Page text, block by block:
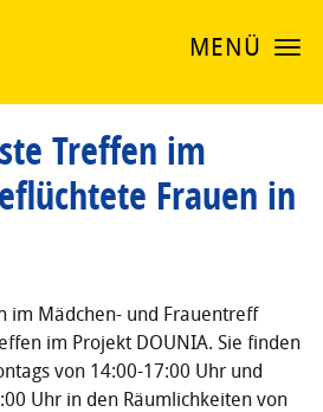
MENÜ
Treffen im
Frauen in
im Mädchen- und Frauentreff
im Projekt DOUNIA. Sie finden
von 14:00-17:00 Uhr und
Uhr in den Räumlichkeiten von